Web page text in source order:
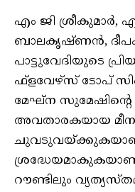
എം ജി ശ്രീകുമാർ,
ബാലകൃഷ്ണൻ,
പാട്ടുവേദിയുടെ
ഫ്‌ളവേഴ്‌സ് ടോപ്
മേഘ്‌ന സുമേഷിന്റെ
അവതാരകയായ
റൗണ്ടിലും